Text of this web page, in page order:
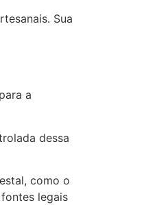
Sua
a
dessa
como o
legais